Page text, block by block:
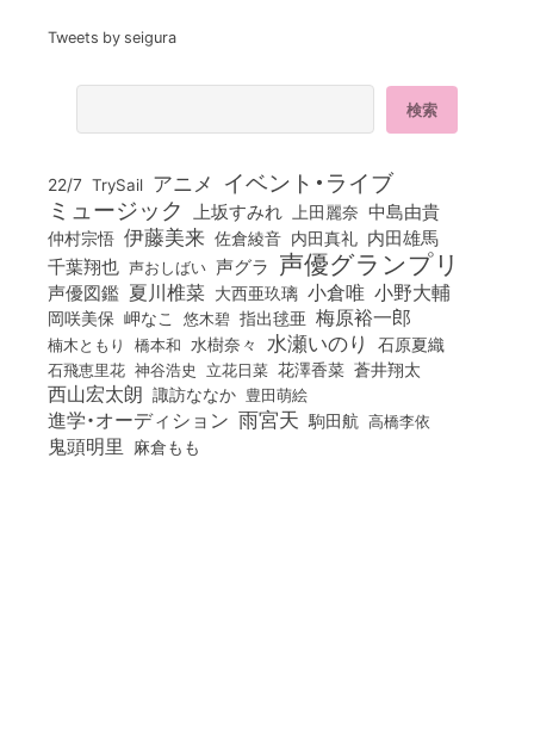
Tweets by seigura
22/7 TrySail アニメ イベント・ライブ
ミュージック 上坂すみれ 上田麗奈 中島由貴
仲村宗悟 伊藤美来 佐倉綾音 内田真礼 内田雄馬
千葉翔也 声おしばい 声グラ 声優グランプリ
声優図鑑 夏川椎菜 大西亜玖璃 小倉唯 小野大輔
岡咲美保 岬なこ 悠木碧 指出毬亜 梅原裕一郎
楠木ともり 橋本和 水樹奈々 水瀬いのり 石原夏織
石飛恵里花 神谷浩史 立花日菜 花澤香菜 蒼井翔太
西山宏太朗 諏訪ななか 豊田萌絵
進学・オーディション 雨宮天 駒田航 高橋李依
鬼頭明里 麻倉もも